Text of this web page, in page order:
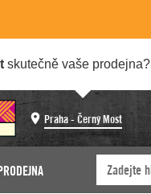
skutečně vaše prodejna?
Praha - Černý Most